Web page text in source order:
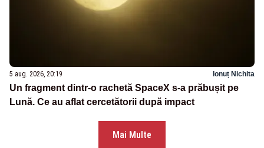
5 aug. 2026, 20:19 Ionuț Nichita
Un fragment dintr-o rachetă SpaceX s-a prăbușit pe
Lună. Ce au aflat cercetătorii după impact
Mai Multe